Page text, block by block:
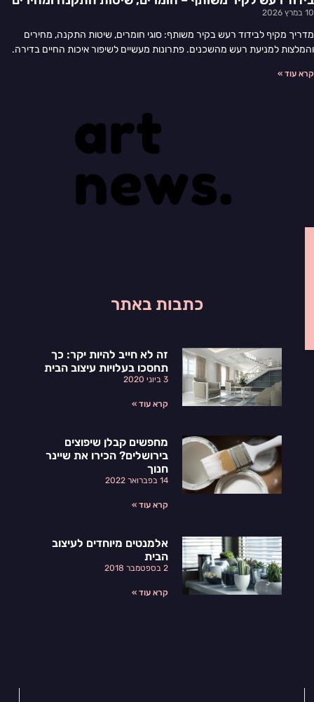
10 במרץ 2026
מדריך מקיף לבידוד רעש בקיר משותף: סוגי חומרים, שיטות התקנה, מחירים
והמלצות למניעת רעש מהשכנים. פתרונות מעשיים לשיפור איכות החיים בדירה.
קרא עוד »
כתבות באתר
זה לא חייב להיות יקר: כך
תחסכו בעלויות עיצוב הבית
3 ביוני 2020
קרא עוד »
מחפשים קבלן שיפוצים
בירושלים? הכירו את שיינר
חנוך
14 בפברואר 2022
קרא עוד »
אלמנטים מיוחדים לעיצוב
הבית
2 בספטמבר 2018
קרא עוד »